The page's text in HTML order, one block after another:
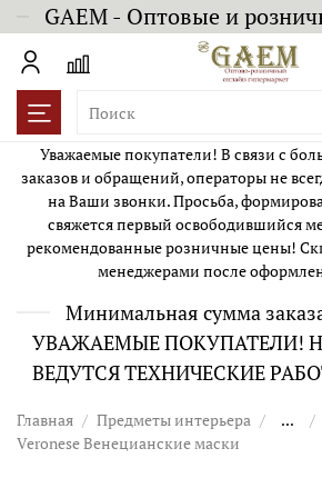
GAEM - Оптовые и
Уважаемые покупатели! В связи с
заказов и обращений, операторы не
на Ваши звонки. Просьба,
свяжется первый освободившийся
рекомендованные розничные цены!
менеджерами после
Минимальная сумма
УВАЖАЕМЫЕ ПОКУПАТЕЛИ!
ВЕДУТСЯ ТЕХНИЧЕСКИЕ
Главная Предметы интерьера
...
Veronese Венецианские маски